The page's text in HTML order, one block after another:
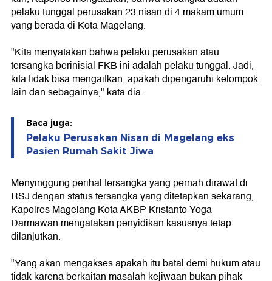
pelaku tunggal perusakan 23 nisan di 4 makam umum
yang berada di Kota Magelang.
"Kita menyatakan bahwa pelaku perusakan atau
tersangka berinisial FKB ini adalah pelaku tunggal. Jadi,
kita tidak bisa mengaitkan, apakah dipengaruhi kelompok
lain dan sebagainya," kata dia.
Baca juga:
Pelaku Perusakan Nisan di Magelang eks
Pasien Rumah Sakit Jiwa
Menyinggung perihal tersangka yang pernah dirawat di
RSJ dengan status tersangka yang ditetapkan sekarang,
Kapolres Magelang Kota AKBP Kristanto Yoga
Darmawan mengatakan penyidikan kasusnya tetap
dilanjutkan.
"Yang akan mengakses apakah itu batal demi hukum atau
tidak karena berkaitan masalah kejiwaan bukan pihak